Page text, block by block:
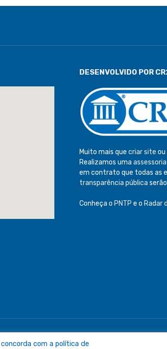
DESENVOLVIDO POR
Muito mais que criar site ou
Realizamos uma assessoria
em contrato que todas as
transparência pública
Conheça o PNTP e o Radar
com a política de